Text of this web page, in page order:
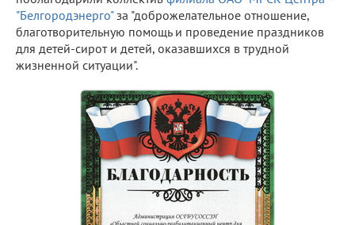
"Белгородэнерго"за "доброжелательное отношение,
благотворительную помощь и проведение праздников
для детей-сирот и детей, оказавшихся в трудной
жизненной ситуации".